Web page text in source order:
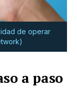
de operar
a paso